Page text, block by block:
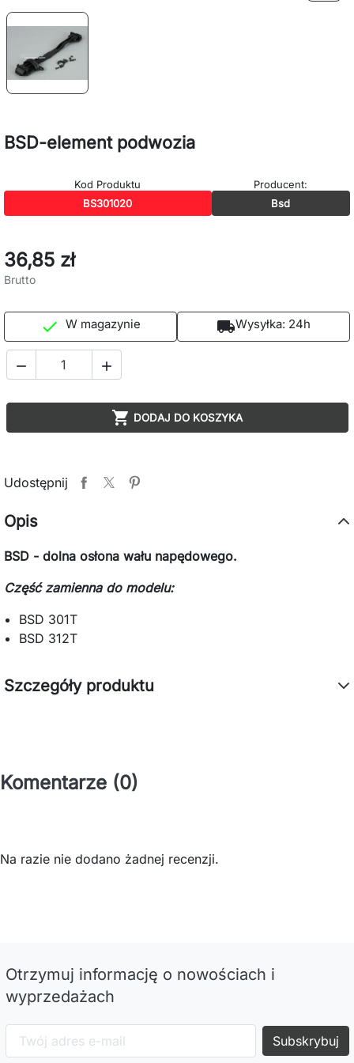
BSD-element podwozia
Kod Produktu
BS301020
Producent:
Bsd
36,85 zł
Brutto
 W magazynie local_shippingWysyłka: 24h
 
 DODAJ DO KOSZYKA
Udostępnij
Opis
BSD - dolna osłona wału napędowego.
Część zamienna do modelu:
BSD 301T
BSD 312T
Szczegóły produktu
Komentarze (0)
Na razie nie dodano żadnej recenzji.
Otrzymuj informację o nowościach i
wyprzedażach